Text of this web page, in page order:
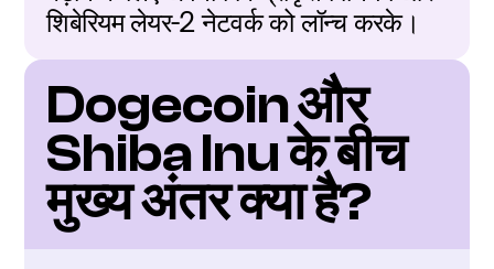
शिबेरियम लेयर-2 नेटवर्क को लॉन्च करके।
Dogecoin और
Shiba Inu के बीच
मुख्य अंतर क्या है?